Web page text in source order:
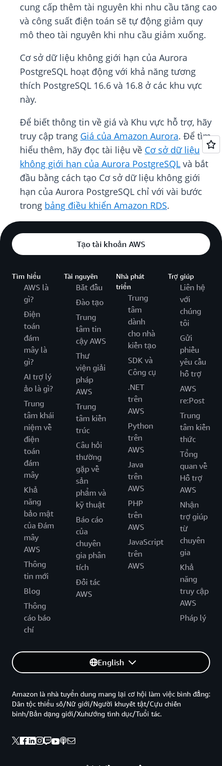
cung cấp thêm tài nguyên khi nhu cầu tăng cao
và công suất điện toán sẽ tự động giảm quy
mô theo tài nguyên khi nhu cầu giảm xuống.
Cơ sở dữ liệu không giới hạn của Aurora
PostgreSQL hoạt động với khả năng tương
thích PostgreSQL 16.6 và 16.8 ở các khu vực
này.
Để biết thông tin về giá và Khu vực hỗ trợ, hãy
truy cập trang Giá của Amazon Aurora. Để tìm
hiểu thêm, hãy đọc tài liệu về Cơ sở dữ liệu
không giới hạn của Aurora PostgreSQL và bắt
đầu bằng cách tạo Cơ sở dữ liệu không giới
hạn của Aurora PostgreSQL chỉ với vài bước
trong bảng điều khiển Amazon RDS.
Tạo tài khoản AWS
Tìm hiểu
AWS là
gì?
Điện
toán
đám
mây là
gì?
AI trợ lý
ảo là gì?
Trung
tâm khái
niệm về
điện
toán
đám
mây
Khả
năng
bảo mật
của Đám
mây
AWS
Thông
tin mới
Blog
Thông
cáo báo
chí
Tài nguyên
Bắt đầu
Đào tạo
Trung
tâm tin
cậy AWS
Thư
viện giải
pháp
AWS
Trung
tâm kiến
trúc
Câu hỏi
thường
gặp về
sản
phẩm và
kỹ thuật
Báo cáo
của
chuyên
gia phân
tích
Đối tác
AWS
Nhà phát
triển
Trung
tâm
dành
cho nhà
kiến tạo
SDK và
Công cụ
.NET
trên
AWS
Python
trên
AWS
Java
trên
AWS
PHP
trên
AWS
JavaScript
trên
AWS
Trợ giúp
Liên hệ
với
chúng
tôi
Gửi
phiếu
yêu cầu
hỗ trợ
AWS
re:Post
Trung
tâm kiến
thức
Tổng
quan về
Hỗ trợ
AWS
Nhận
trợ giúp
từ
chuyên
gia
Khả
năng
truy cập
AWS
Pháp lý
English
Amazon là nhà tuyển dung mang lại cơ hội làm việc bình đẳng:
Dân tộc thiểu số/Nữ giới/Người khuyết tật/Cựu chiến
binh/Bản dạng giới/Xuhướng tình dục/Tuổi tác.